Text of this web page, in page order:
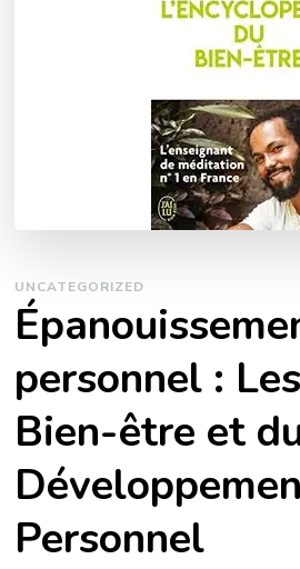
UNCATEGORIZED
personnel :
Bien-être et
Personnel